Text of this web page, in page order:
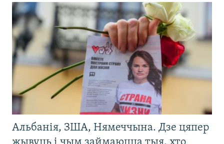
Альбанія, ЗША, Нямеччына. Дзе цяпер